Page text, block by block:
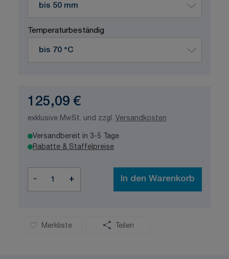
Temperaturbeständig
125,09 €
exklusive MwSt. und zzgl. Versandkosten
Versandbereit in 3-5 Tage
Rabatte & Staffelpreise
- + In den Warenkorb
Merkliste Teilen